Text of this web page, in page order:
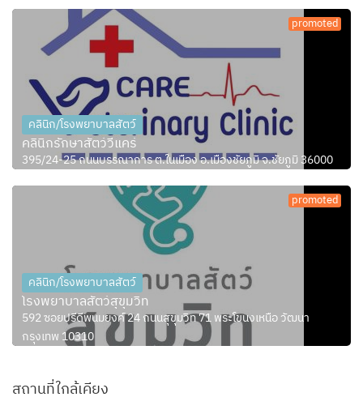
promoted
คลินิก/โรงพยาบาลสัตว์
คลินิกรักษาสัตว์วีแคร์
395/24-25 ถนนบรรณาการ ต.ในเมือง อ.เมืองชัยภูมิ จ.ชัยภูมิ 36000
promoted
คลินิก/โรงพยาบาลสัตว์
โรงพยาบาลสัตว์สุขุมวิท
592 ซอยปรีดีพนมยงค์ 24 ถนนสุขุมวิท 71 พระโขนงเหนือ วัฒนา
กรุงเทพ 10310
สถานที่ใกล้เคียง